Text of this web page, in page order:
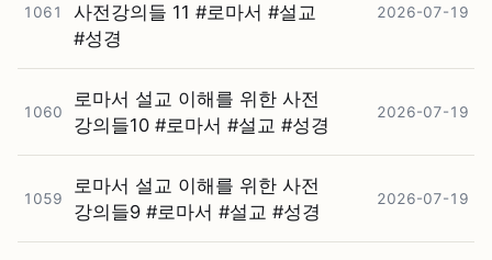
1061
사전강의들 11 #⁠로마서 #⁠설교
#⁠성경
2026-07-19
1060
로마서 설교 이해를 위한 사전
강의들10 #⁠로마서 #⁠설교 #⁠성경
2026-07-19
1059
로마서 설교 이해를 위한 사전
강의들9 #⁠로마서 #⁠설교 #⁠성경
2026-07-19